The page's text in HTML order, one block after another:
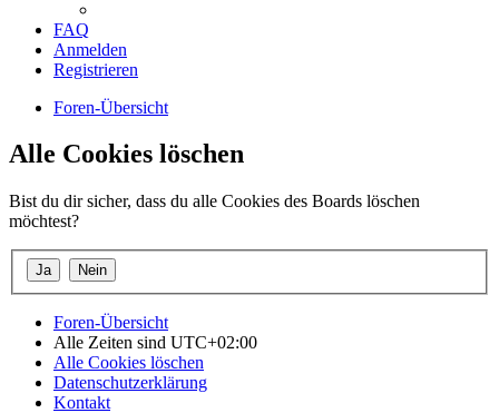
FAQ
Anmelden
Registrieren
Foren-Übersicht
Alle Cookies löschen
Bist du dir sicher, dass du alle Cookies des Boards löschen
möchtest?
Foren-Übersicht
Alle Zeiten sind UTC+02:00
Alle Cookies löschen
Datenschutzerklärung
Kontakt